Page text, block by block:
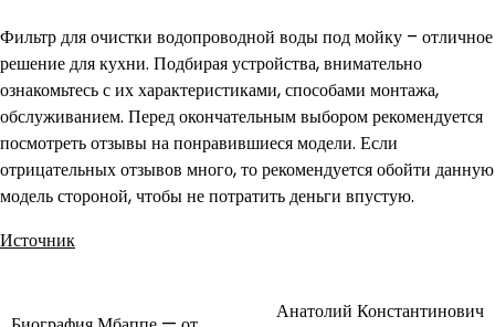
Фильтр для очистки водопроводной воды под мойку – отличное
решение для кухни. Подбирая устройства, внимательно
ознакомьтесь с их характеристиками, способами монтажа,
обслуживанием. Перед окончательным выбором рекомендуется
посмотреть отзывы на понравившиеся модели. Если
отрицательных отзывов много, то рекомендуется обойти данную
модель стороной, чтобы не потратить деньги впустую.
Источник
Навигация
Анатолий Константинович